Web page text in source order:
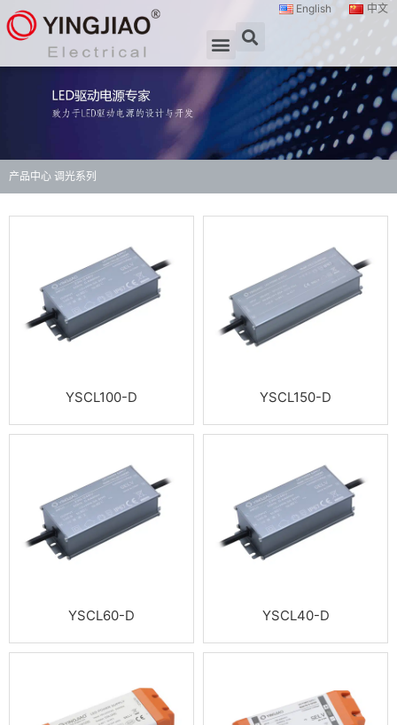
English 中文
产品中心 调光系列
YSCL100-D YSCL150-D
YSCL60-D YSCL40-D